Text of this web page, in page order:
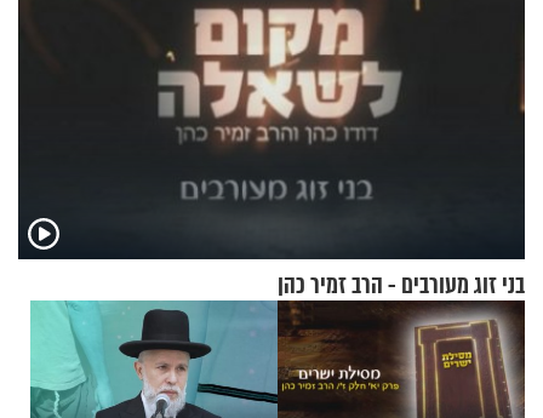
בני זוג מעורבים - הרב זמיר כהן